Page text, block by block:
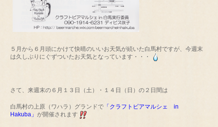
５月から６月頭にかけて快晴のいいお天気が続いた白馬村ですが、今週末
は久しぶりにぐずついたお天気となっています・・・
さて、来週末の６月１３日（土）・１４日（日）の２日間は
白馬村の上原（ワハラ）グランドで 「クラフトビアマルシェ in
Hakuba」が開催されます